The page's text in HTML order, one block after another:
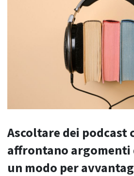
Ascoltare dei podcast
affrontano argomenti
un modo per